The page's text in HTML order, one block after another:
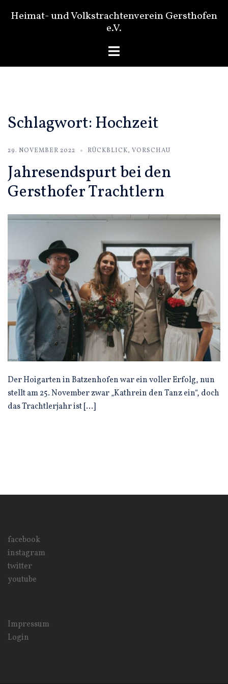
InhaltHeimat- und Volkstrachtenverein Gersthofen
e.V.
Menü
Schlagwort:Hochzeit
29. NOVEMBER 2022 RÜCKBLICK, VORSCHAU
Jahresendspurt bei den
Gersthofer Trachtlern
Der Hoigarten in Batzenhofen war ein voller Erfolg, nun
stellt am 25. November zwar „Kathrein den Tanz ein“, doch
das Trachtlerjahr ist […]
facebook
instagram
twitter
youtube
Impressum
Login